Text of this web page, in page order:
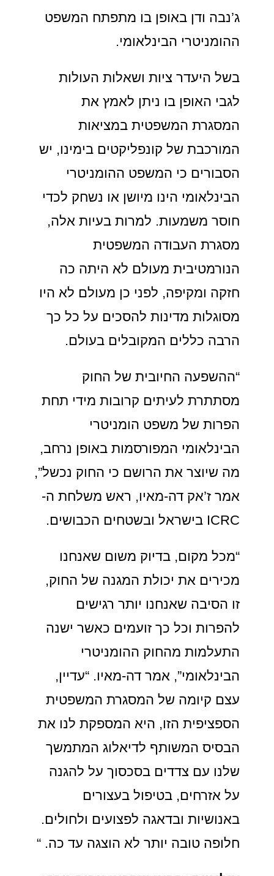
ג’נבה ודן באופן בו מתפתח המשפט
ההומניטרי הבינלאומי.
בשל היעדר ציות ושאלות העולות
לגבי האופן בו ניתן לאמץ את
המסגרת המשפטית במציאות
המורכבת של קונפליקטים בימינו, יש
הסבורים כי המשפט ההומניטרי
הבינלאומי הינו מיושן או נשחק לכדי
חוסר משמעות. למרות בעיות אלה,
מסגרת העבודה המשפטית
הנורמטיבית מעולם לא היתה כה
חזקה ומקיפה, לפני כן מעולם לא היו
מסוגלות מדינות להסכים על כל כך
הרבה כללים המקובלים בעולם.
“ההשפעה החיובית של החוק
מסתתרת לעיתים קרובות מידי תחת
הפרות של משפט הומניטרי
הבינלאומי המפורסמות באופן נרחב,
מה שיוצר את הרושם כי החוק נכשל”,
אמר ז’אק דה-מאיו, ראש משלחת ה-
ICRC בישראל ובשטחים הכבושים.
“מכל מקום, בדיוק משום שאנחנו
מכירים את יכולת המגנה של החוק,
זו הסיבה שאנחנו יותר רגישים
להפרות וכל כך זועמים כאשר ישנה
התעלמות מהחוק ההומניטרי
הבינלאומי”, אמר דה-מאיו. “עדיין,
עצם קיומה של המסגרת המשפטית
הספציפית הזו, היא המספקת לנו את
הבסיס המשותף לדיאלוג המתמשך
שלנו עם צדדים בסכסוך על להגנה
על אזרחים, בטיפול בעצורים
באנושיות ובדאגה לפצועים ולחולים.
חלופה טובה יותר לא הוצגה עד כה. “